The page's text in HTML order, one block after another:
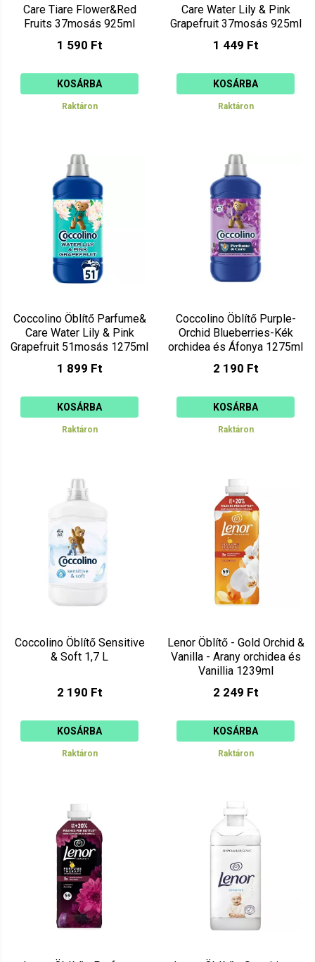
Care Tiare Flower&Red
Fruits 37mosás 925ml
1 590 Ft
KOSÁRBA
Raktáron
Care Water Lily & Pink
Grapefruit 37mosás 925ml
1 449 Ft
KOSÁRBA
Raktáron
Coccolino Öblítő Parfume&
Care Water Lily & Pink
Grapefruit 51mosás 1275ml
1 899 Ft
KOSÁRBA
Raktáron
Coccolino Öblítő Purple-
Orchid Blueberries-Kék
orchidea és Áfonya 1275ml
2 190 Ft
KOSÁRBA
Raktáron
Coccolino Öblítő Sensitive
& Soft 1,7 L
2 190 Ft
KOSÁRBA
Raktáron
Lenor Öblítő - Gold Orchid &
Vanilla - Arany orchidea és
Vanillia 1239ml
2 249 Ft
KOSÁRBA
Raktáron